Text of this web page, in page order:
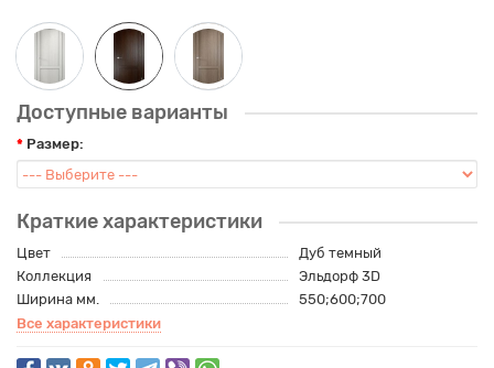
Доступные варианты
Размер:
Краткие характеристики
Цвет
Дуб темный
Коллекция
Эльдорф 3D
Ширина мм.
550;600;700
Все характеристики